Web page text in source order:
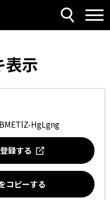
表示
HgLgng
録する
コピーする